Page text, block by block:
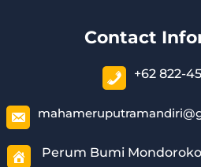
Contact
+62 822-
Perum Bumi Mondoroko